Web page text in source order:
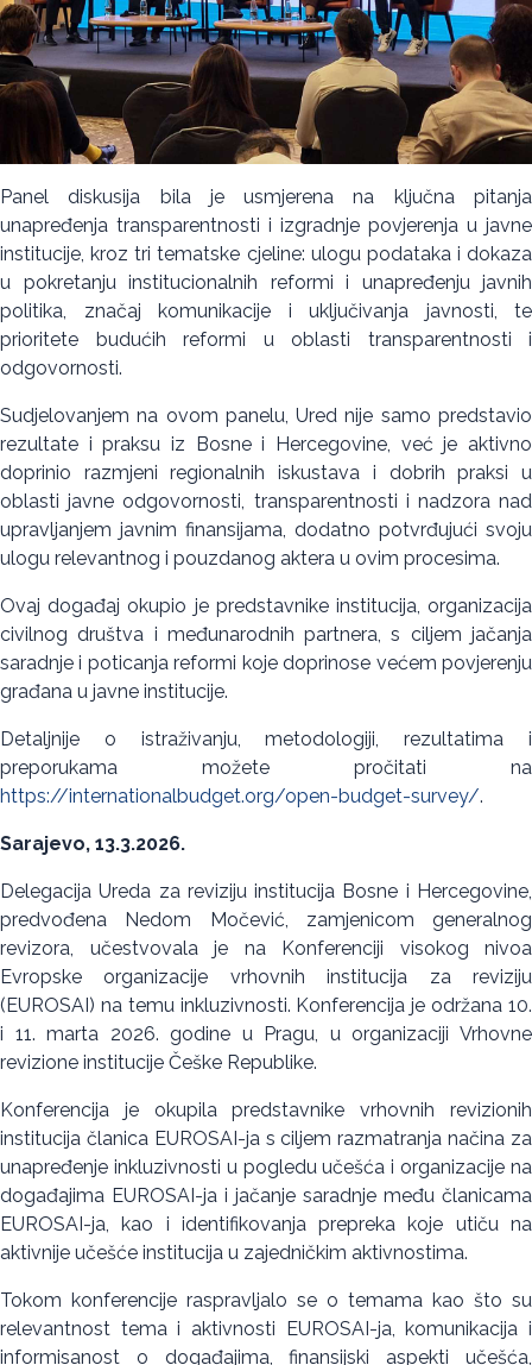
Panel diskusija bila je usmjerena na ključna pitanja
unapređenja transparentnosti i izgradnje povjerenja u javne
institucije, kroz tri tematske cjeline: ulogu podataka i dokaza
u pokretanju institucionalnih reformi i unapređenju javnih
politika, značaj komunikacije i uključivanja javnosti, te
prioritete budućih reformi u oblasti transparentnosti i
odgovornosti.
Sudjelovanjem na ovom panelu, Ured nije samo predstavio
rezultate i praksu iz Bosne i Hercegovine, već je aktivno
doprinio razmjeni regionalnih iskustava i dobrih praksi u
oblasti javne odgovornosti, transparentnosti i nadzora nad
upravljanjem javnim finansijama, dodatno potvrđujući svoju
ulogu relevantnog i pouzdanog aktera u ovim procesima.
Ovaj događaj okupio je predstavnike institucija, organizacija
civilnog društva i međunarodnih partnera, s ciljem jačanja
saradnje i poticanja reformi koje doprinose većem povjerenju
građana u javne institucije.
Detaljnije o istraživanju, metodologiji, rezultatima i
preporukama možete pročitati na
https://internationalbudget.org/open-budget-survey/.
Sarajevo, 13.3.2026.
Delegacija Ureda za reviziju institucija Bosne i Hercegovine,
predvođena Nedom Močević, zamjenicom generalnog
revizora, učestvovala je na Konferenciji visokog nivoa
Evropske organizacije vrhovnih institucija za reviziju
(EUROSAI) na temu inkluzivnosti. Konferencija je održana 10.
i 11. marta 2026. godine u Pragu, u organizaciji Vrhovne
revizione institucije Češke Republike.
Konferencija je okupila predstavnike vrhovnih revizionih
institucija članica EUROSAI-ja s ciljem razmatranja načina za
unapređenje inkluzivnosti u pogledu učešća i organizacije na
događajima EUROSAI-ja i jačanje saradnje među članicama
EUROSAI-ja, kao i identifikovanja prepreka koje utiču na
aktivnije učešće institucija u zajedničkim aktivnostima.
Tokom konferencije raspravljalo se o temama kao što su
relevantnost tema i aktivnosti EUROSAI-ja, komunikacija i
informisanost o događajima, finansijski aspekti učešća,